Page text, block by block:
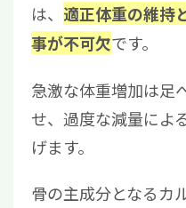
は、 適正体重の維持
事が不可欠です。
急激な体重増加は足
せ、過度な減量によ
げます。
骨の主成分となるカ